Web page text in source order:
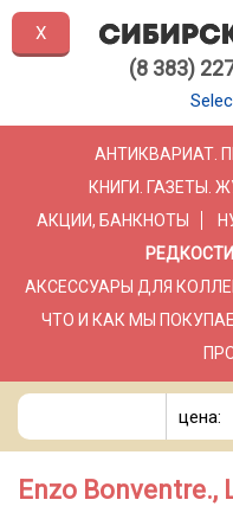
(8 383)
АНТИКВАРИАТ.
КНИГИ. ГАЗЕТЫ.
АКЦИИ, БАНКНОТЫ
АКСЕССУАРЫ ДЛЯ
ЧТО И КАК МЫ
цена:
Enzo Bonventre.,
X